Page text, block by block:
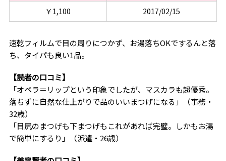
￥1,100
2017/02/15
速乾フィルムで目の周りにつかず、お湯落ちOKでするんと落
ち、タイパも良い1品。
【読者の口コミ】
「オペラ＝リップという印象でしたが、マスカラも超優秀。
落ちずに自然な仕上がりで品のいいまつげになる」（事務・
32歳）
「目尻のまつげも下まつげもこれがあれば完璧。しかもお湯
で簡単にするり」（派遣・26歳）